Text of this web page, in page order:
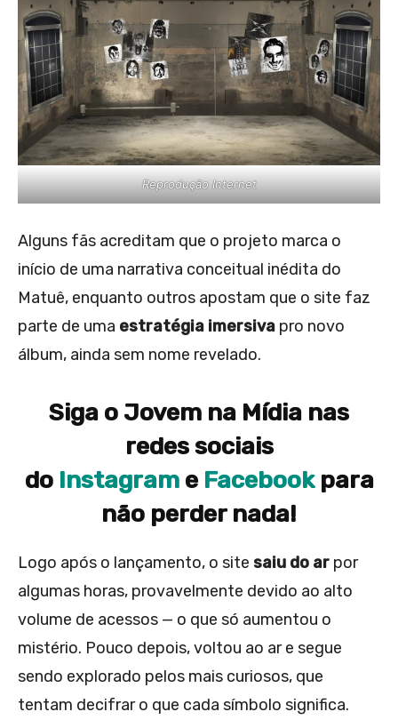
Reprodução Internet
Alguns fãs acreditam que o projeto marca o
início de uma narrativa conceitual inédita do
Matuê, enquanto outros apostam que o site faz
parte de uma estratégia imersiva pro novo
álbum, ainda sem nome revelado.
Siga o Jovem na Mídia nas
redes sociais
do Instagram e Facebookpara
não perder nada!
Logo após o lançamento, o site saiu do ar por
algumas horas, provavelmente devido ao alto
volume de acessos — o que só aumentou o
mistério. Pouco depois, voltou ao ar e segue
sendo explorado pelos mais curiosos, que
tentam decifrar o que cada símbolo significa.